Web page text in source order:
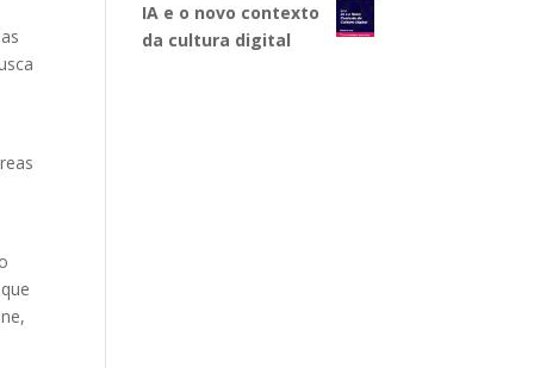
IA e o novo contexto
da cultura digital